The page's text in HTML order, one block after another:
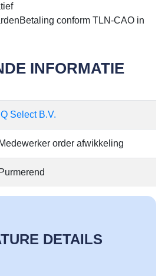
conform TLN-CAO in
INFORMATIE
IQ Select B.V.
Medewerker order afwikkeling
Purmerend
DETAILS